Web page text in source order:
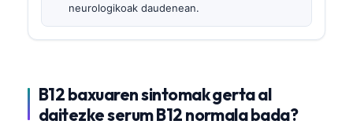
neurologikoak daudenean.
B12 baxuaren sintomak gerta al
daitezke serum B12 normala bada?